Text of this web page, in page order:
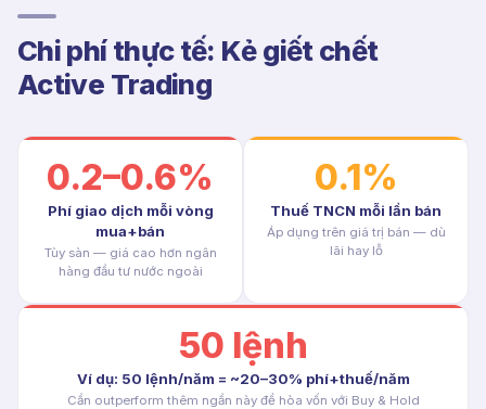
Chi phí thực tế: Kẻ giết chết
Active Trading
0.2–0.6%
Phí giao dịch mỗi vòng
mua+bán
Tùy sàn — giá cao hơn ngân
hàng đầu tư nước ngoài
0.1%
Thuế TNCN mỗi lần bán
Áp dụng trên giá trị bán — dù
lãi hay lỗ
50 lệnh
Ví dụ: 50 lệnh/năm = ~20–30% phí+thuế/năm
Cần outperform thêm ngần này để hòa vốn với Buy & Hold